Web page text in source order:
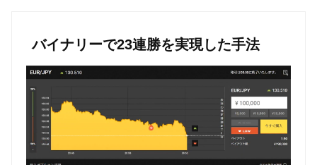
バイナリーで23連勝を実現した手法